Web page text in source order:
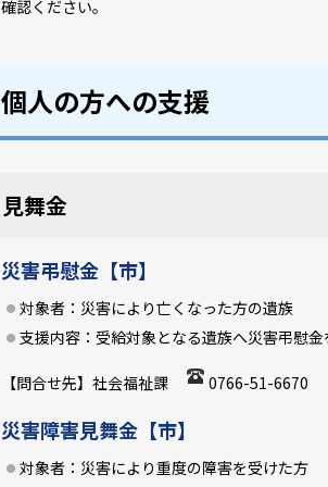
確認ください。
個人の方への支援
見舞金
災害弔慰金【市】
対象者：災害により亡くなった方の遺族
支援内容：受給対象となる遺族へ災害弔慰
【問合せ先】社会福祉課 0766-51-6670
災害障害見舞金【市】
対象者：災害により重度の障害を受けた方